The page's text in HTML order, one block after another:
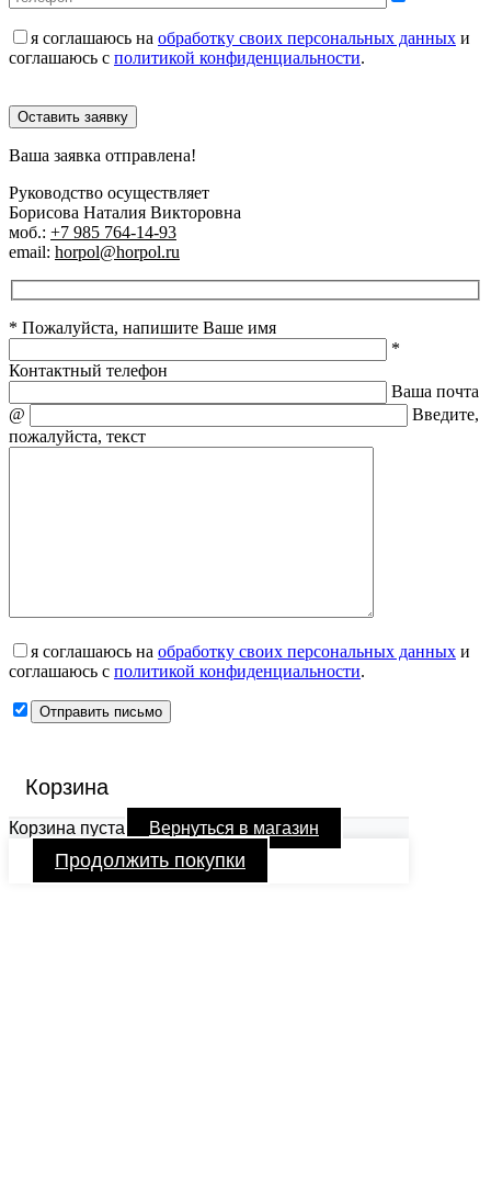
я соглашаюсь на обработку своих персональных данных и
соглашаюсь с политикой конфиденциальности.
Оставить заявку
Ваша заявка отправлена!
Руководство осуществляет
Борисова Наталия Викторовна
моб.: +7 985 764-14-93
email: horpol@horpol.ru
* Пожалуйста, напишите Ваше имя
*
Контактный телефон
Ваша почта
@
Введите,
пожалуйста, текст
я соглашаюсь на обработку своих персональных данных и
соглашаюсь с политикой конфиденциальности.
Корзина
Корзина пуста Вернуться в магазин
Продолжить покупки